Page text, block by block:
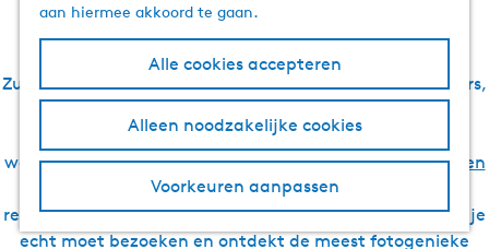
aan hiermee akkoord te gaan.
Alle cookies accepteren
Alleen noodzakelijke cookies
Voorkeuren aanpassen
h
o
e
a
a
u
d
Zoek je inspiratie voor een vakantie of dagje uit in
Zuidwest Friesland? Bekende en minder bekende bloggers,
schatjes in de elfsteden, rustige natuur- en
watergebieden, gave (water)sporten,de mooiste fiets- en
, geweldige accommodaties en heerlijke
restaurants. Je leest hier wat de leukste plekken zijn die je
echt moet bezoeken en ontdekt de meest fotogenieke